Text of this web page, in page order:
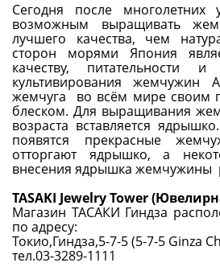
Сегодня после многолетних
возможным выращивать
лучшего качества, чем
сторон морями Япония
качеству,
культивирования жемчужин
жемчуга во всём мире своим
блеском. Для выращивания
возраста вставляется
появятся прекрасные
отторгают ядрышко, а
внесения ядрышка жемчужины
TASAKI Jewelry Tower
Магазин ТАСАКИ Гиндза
по адресу:
Токио,Гиндза,5-7-5 (5-7-5 Ginza
тел.03-3289-1111